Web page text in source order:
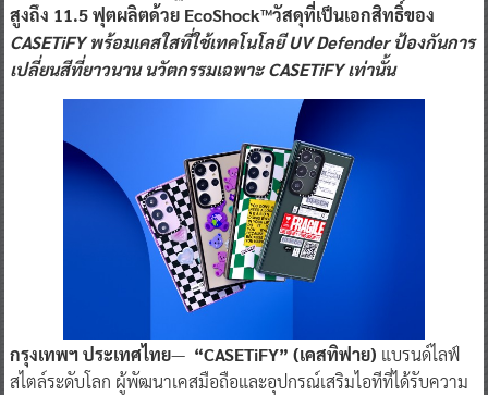
สูงถึง 11.5 ฟุตผลิตด้วย EcoShock™วัสดุที่เป็นเอกสิทธิ์ของ
CASETiFY พร้อมเคสใสที่ใช้เทคโนโลยี UV Defender ป้องกันการ
เปลี่ยนสีที่ยาวนาน นวัตกรรมเฉพาะ CASETiFY เท่านั้น
กรุงเทพฯ ประเทศไทย— “CASETiFY” (เคสทิฟาย) แบรนด์ไลฟ์
สไตล์ระดับโลก ผู้พัฒนาเคสมือถือและอุปกรณ์เสริมไอทีที่ได้รับความ